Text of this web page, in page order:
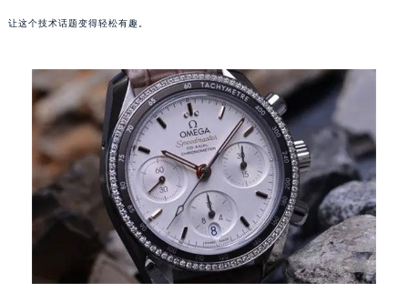
让这个技术话题变得轻松有趣。